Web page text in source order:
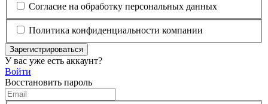
Согласие на обработку персональных данных
Политика конфиденциальности компании
Зарегистрироваться
У вас уже есть аккаунт?
Войти
Восстановить пароль